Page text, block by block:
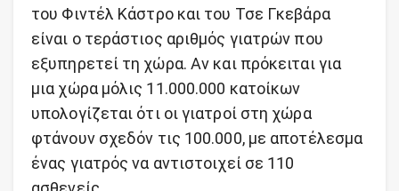
του Φιντέλ Κάστρο και του Τσε Γκεβάρα
είναι ο τεράστιος αριθμός γιατρών που
εξυπηρετεί τη χώρα. Αν και πρόκειται για
μια χώρα μόλις 11.000.000 κατοίκων
υπολογίζεται ότι οι γιατροί στη χώρα
φτάνουν σχεδόν τις 100.000, με αποτέλεσμα
ένας γιατρός να αντιστοιχεί σε 110